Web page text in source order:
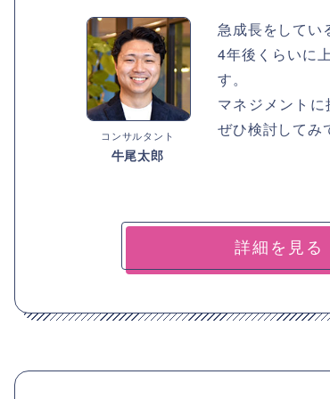
コンサルタント
牛尾太郎
急成長をしてい
4年後くらいに
す。
マネジメント
ぜひ検討してみ
詳細を見る